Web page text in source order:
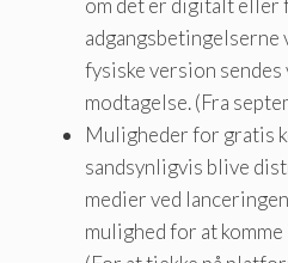
om det er digitalt eller
fysiske version
modtagelse. (Fra
Muligheder for gratis
sandsynligvis blive
medier ved
mulighed for at komme